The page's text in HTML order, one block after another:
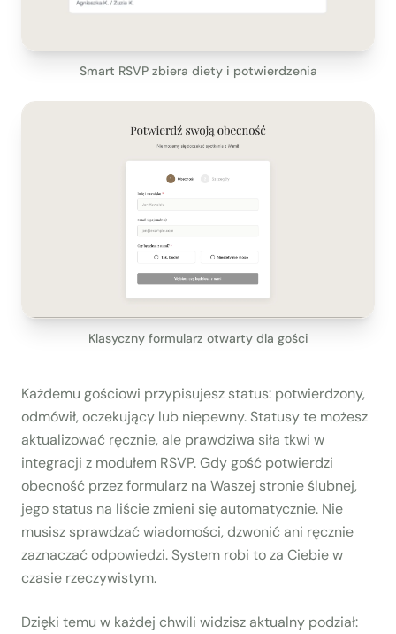
Smart RSVP zbiera diety i potwierdzenia
Klasyczny formularz otwarty dla gości
Każdemu gościowi przypisujesz status: potwierdzony,
odmówił, oczekujący lub niepewny. Statusy te możesz
aktualizować ręcznie, ale prawdziwa siła tkwi w
integracji z modułem RSVP. Gdy gość potwierdzi
obecność przez formularz na Waszej stronie ślubnej,
jego status na liście zmieni się automatycznie. Nie
musisz sprawdzać wiadomości, dzwonić ani ręcznie
zaznaczać odpowiedzi. System robi to za Ciebie w
czasie rzeczywistym.
Dzięki temu w każdej chwili widzisz aktualny podział: